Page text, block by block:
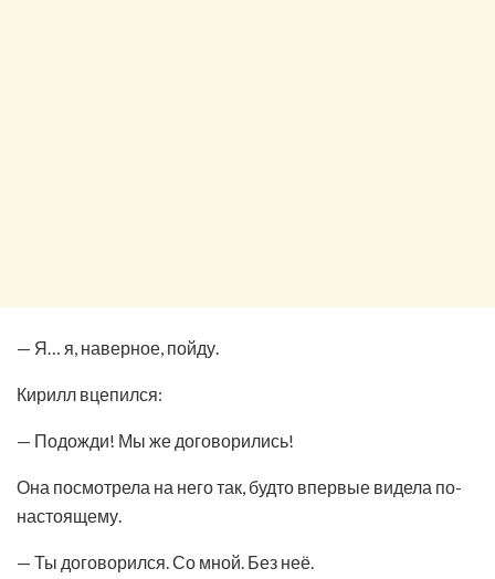
— Я… я, наверное, пойду.
Кирилл вцепился:
— Подожди! Мы же договорились!
Она посмотрела на него так, будто впервые видела по-
настоящему.
— Ты договорился. Со мной. Без неё.